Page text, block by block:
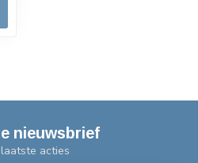
nieuwsbrief
acties